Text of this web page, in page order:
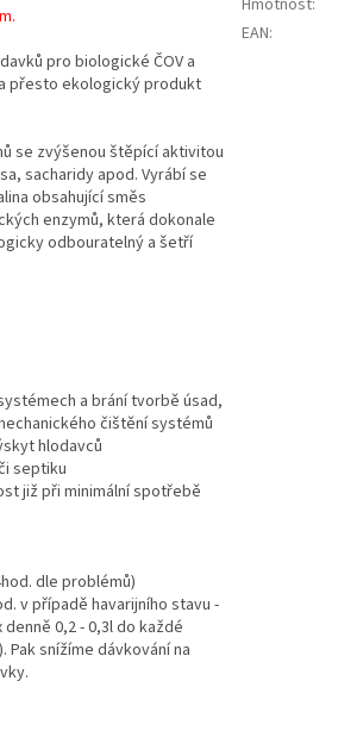
pro biologické ČOV a
přesto ekologický produkt
se zvýšenou štěpící aktivitou
sacharidy apod. Vyrábí se
obsahující směs
enzymů, která dokonale
odbouratelný a šetří
a brání tvorbě úsad,
čištění systémů
hlodavců
septiku
již při minimální spotřebě
dle problémů)
v případě havarijního stavu -
0,2 - 0,3l do každé
snížíme dávkování na
Hmotnost:
EAN: